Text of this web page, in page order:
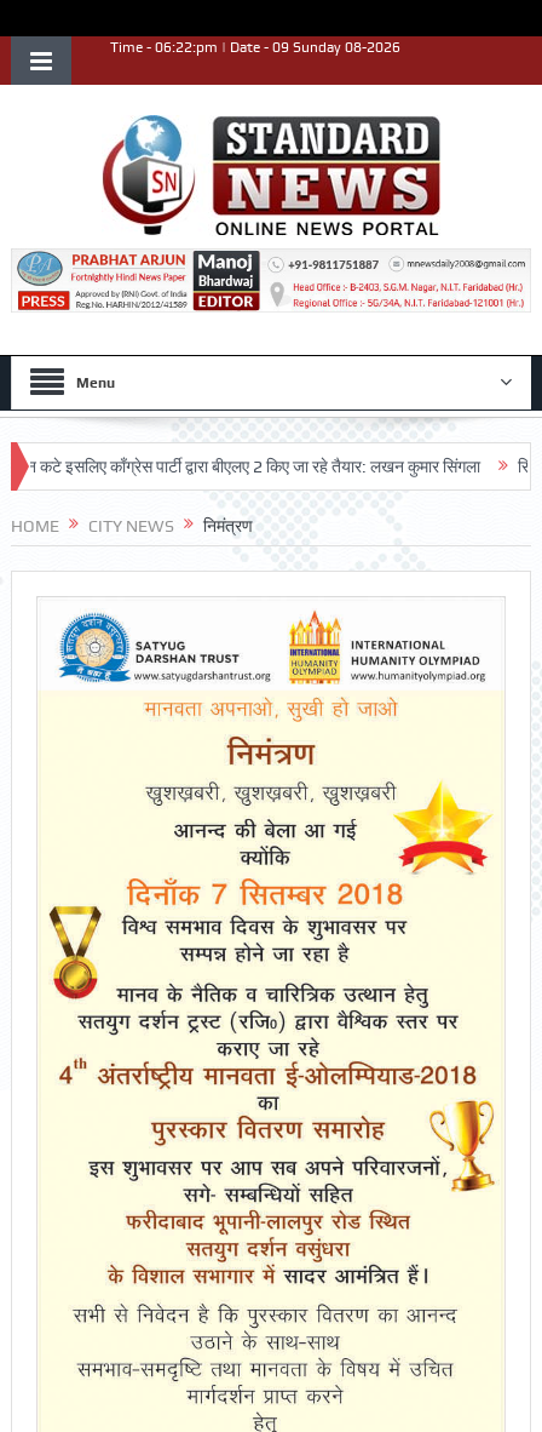
Time - 06:22:pm | Date - 09 Sunday 08-2026
Menu
इसलिए काँग्रेस पार्टी द्वारा बीएलए 2 किए जा रहे तैयार: लखन कुमार सिंगला सिद्धपीठ
HOME CITY NEWS निमंत्रण